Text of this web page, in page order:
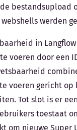
werden
in
voeren door een
voeren gericht op
Tot slot is er
toestaat
om nieuwe Super